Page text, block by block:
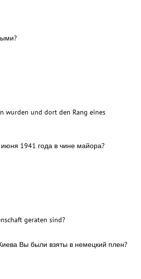
wurden und dort den Rang eines
1941 года в чине майора?
geraten sind?
Вы были взяты в немецкий плен?